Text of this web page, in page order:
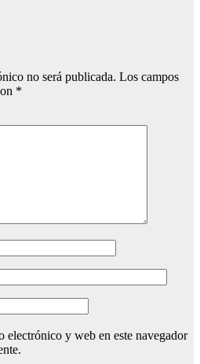
no será publicada. Los campos
*
electrónico y web en este navegador